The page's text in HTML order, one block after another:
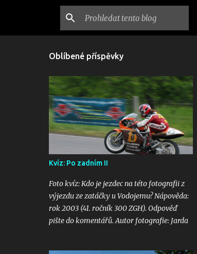
Oblíbené příspěvky
Kvíz: Po zadním II
Foto kvíz: Kdo je jezdec na této fotografii z
výjezdu ze zatáčky u Vodojemu? Nápověda:
rok 2003 (41. ročník 300 ZGH). Odpověď
pište do komentářů. Autor fotografie: Jarda